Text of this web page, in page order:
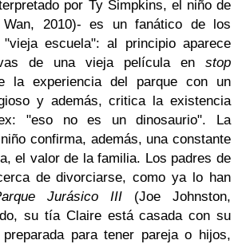
por Ty Simpkins, el niño de
Wan, 2010)- es un fanático de los
escuela": al principio aparece
de una vieja película en stop
la experiencia del parque con un
y además, critica la existencia
"eso no es un dinosaurio". La
confirma, además, una constante
el valor de la familia. Los padres de
de divorciarse, como ya lo han
Jurásico III (Joe Johnston,
su tía Claire está casada con su
para tener pareja o hijos,